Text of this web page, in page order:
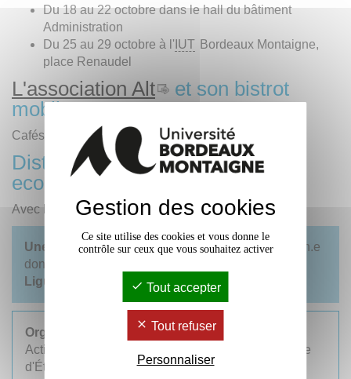
Du 18 au 22 octobre dans le hall du bâtiment
Administration
Du 25 au 29 octobre à l' IUT Bordeaux Montaigne,
place Renaudel
L'association Alt
et son bistrot
mobile
Cafés offerts dans le cadre des"cafés papotes"
Distribution gratuite de goodies,
ecocup, friandises...
Avec le soutien de l'associationLa Peña
Une boite à donsera mise à disposition de chacun.e
dont le
Ligue contre le cancer.
Organisation
Action sociale des personnels et Direction de la Vie
d'Établissement et de Campus (DIVEC
Gestion des cookies
Ce site utilise des cookies et vous donne le
contrôle sur ceux que vous souhaitez activer
Tout accepter
Tout refuser
Personnaliser